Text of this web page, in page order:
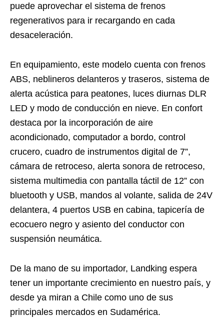
puede aprovechar el sistema de frenos
regenerativos para ir recargando en cada
desaceleración.
En equipamiento, este modelo cuenta con frenos
ABS, neblineros delanteros y traseros, sistema de
alerta acústica para peatones, luces diurnas DLR
LED y modo de conducción en nieve. En confort
destaca por la incorporación de aire
acondicionado, computador a bordo, control
crucero, cuadro de instrumentos digital de 7”,
cámara de retroceso, alerta sonora de retroceso,
sistema multimedia con pantalla táctil de 12” con
bluetooth y USB, mandos al volante, salida de 24V
delantera, 4 puertos USB en cabina, tapicería de
ecocuero negro y asiento del conductor con
suspensión neumática.
De la mano de su importador, Landking espera
tener un importante crecimiento en nuestro país, y
desde ya miran a Chile como uno de sus
principales mercados en Sudamérica.